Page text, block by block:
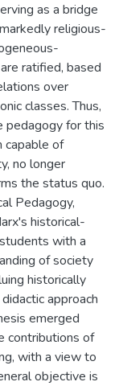
as a bridge
religious-
ratified, based
over
classes. Thus,
pedagogy for this
capable of
no longer
the status quo.
Pedagogy,
historical-
with a
of society
historically
approach
emerged
contributions of
with a view to
objective is